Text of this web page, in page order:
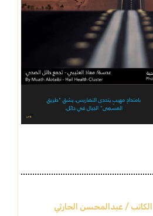
الكاتب / عبدالمحسن الحارثي